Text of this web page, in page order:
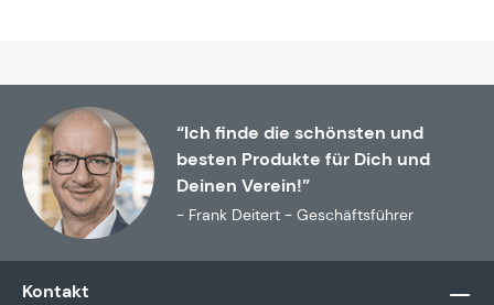
“Ich finde die schönsten und
besten Produkte für Dich und
Deinen Verein!”
- Frank Deitert - Geschäftsführer
Kontakt